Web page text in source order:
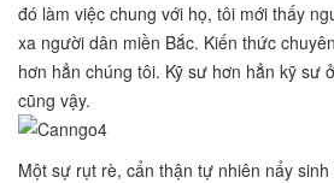
đó làm việc chung với họ, tôi mới thấy
xa người dân miền Bắc. Kiến thức
hơn hẳn chúng tôi. Kỹ sư hơn hẳn kỹ sư
cũng vậy.
Một sự rụt rè, cẩn thận tự nhiên nẩy